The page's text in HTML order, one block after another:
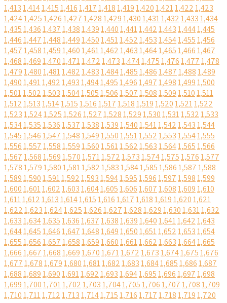
1,4131,4141,4151,4161,4171,4181,4191,4201,4211,4221,423
1,4241,4251,4261,4271,4281,4291,4301,4311,4321,4331,434
1,4351,4361,4371,4381,4391,4401,4411,4421,4431,4441,445
1,4461,4471,4481,4491,4501,4511,4521,4531,4541,4551,456
1,4571,4581,4591,4601,4611,4621,4631,4641,4651,4661,467
1,4681,4691,4701,4711,4721,4731,4741,4751,4761,4771,478
1,4791,4801,4811,4821,4831,4841,4851,4861,4871,4881,489
1,4901,4911,4921,4931,4941,4951,4961,4971,4981,4991,500
1,5011,5021,5031,5041,5051,5061,5071,5081,5091,5101,511
1,5121,5131,5141,5151,5161,5171,5181,5191,5201,5211,522
1,5231,5241,5251,5261,5271,5281,5291,5301,5311,5321,533
1,5341,5351,5361,5371,5381,5391,5401,5411,5421,5431,544
1,5451,5461,5471,5481,5491,5501,5511,5521,5531,5541,555
1,5561,5571,5581,5591,5601,5611,5621,5631,5641,5651,566
1,5671,5681,5691,5701,5711,5721,5731,5741,5751,5761,577
1,5781,5791,5801,5811,5821,5831,5841,5851,5861,5871,588
1,5891,5901,5911,5921,5931,5941,5951,5961,5971,5981,599
1,6001,6011,6021,6031,6041,6051,6061,6071,6081,6091,610
1,6111,6121,6131,6141,6151,6161,6171,6181,6191,6201,621
1,6221,6231,6241,6251,6261,6271,6281,6291,6301,6311,632
1,6331,6341,6351,6361,6371,6381,6391,6401,6411,6421,643
1,6441,6451,6461,6471,6481,6491,6501,6511,6521,6531,654
1,6551,6561,6571,6581,6591,6601,6611,6621,6631,6641,665
1,6661,6671,6681,6691,6701,6711,6721,6731,6741,6751,676
1,6771,6781,6791,6801,6811,6821,6831,6841,6851,6861,687
1,6881,6891,6901,6911,6921,6931,6941,6951,6961,6971,698
1,6991,7001,7011,7021,7031,7041,7051,7061,7071,7081,709
1,7101,7111,7121,7131,7141,7151,7161,7171,7181,7191,720